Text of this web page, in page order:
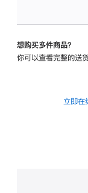
想购买多件商品？
你可以查看完整的送
立即在